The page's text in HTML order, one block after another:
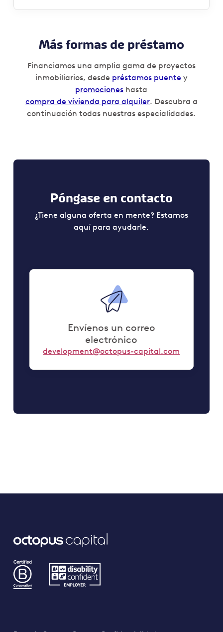
Más formas de préstamo
Financiamos una amplia gama de proyectos
inmobiliarios, desde préstamos puente y
promociones hasta
compra de vivienda para alquiler. Descubra a
continuación todas nuestras especialidades.
Póngase en contacto
¿Tiene alguna oferta en mente? Estamos
aquí para ayudarle.
Envíenos un correo
electrónico
development@octopus-capital.com